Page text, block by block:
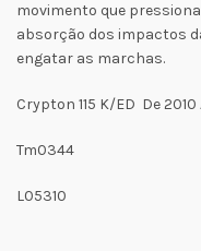
movimento que
absorção dos impactos
engatar as marchas.
Crypton 115 K/ED De 2010
Tm0344
L05310